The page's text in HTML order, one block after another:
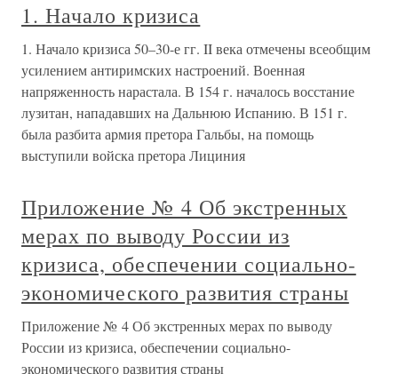
1. Начало кризиса
1. Начало кризиса 50–30-е гг. II века отмечены всеобщим
усилением антиримских настроений. Военная
напряженность нарастала. В 154 г. началось восстание
лузитан, нападавших на Дальнюю Испанию. В 151 г.
была разбита армия претора Гальбы, на помощь
выступили войска претора Лициния
Приложение № 4 Об экстренных
мерах по выводу России из
кризиса, обеспечении социально-
экономического развития страны
Приложение № 4 Об экстренных мерах по выводу
России из кризиса, обеспечении социально-
экономического развития страны